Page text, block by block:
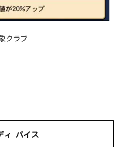
クラブ
ィ バイス